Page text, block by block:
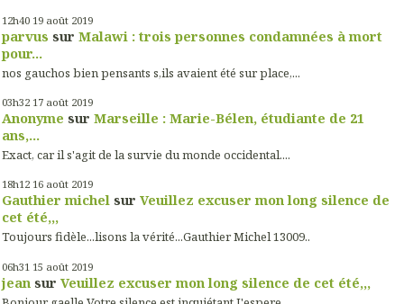
12h40 19 août 2019
parvus sur Malawi : trois personnes condamnées à mort
pour...
nos gauchos bien pensants s,ils avaient été sur place,...
03h32 17 août 2019
Anonyme sur Marseille : Marie-Bélen, étudiante de 21
ans,...
Exact, car il s'agit de la survie du monde occidental....
18h12 16 août 2019
Gauthier michel sur Veuillez excuser mon long silence de
cet été,,,
Toujours fidèle...lisons la vérité...Gauthier Michel 13009..
06h31 15 août 2019
jean sur Veuillez excuser mon long silence de cet été,,,